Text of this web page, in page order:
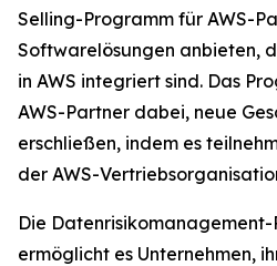
Selling-Programm für AWS-
Softwarelösungen anbieten,
in AWS integriert sind. Das
AWS-Partner dabei, neue
erschließen, indem es
der AWS-
Die
ermöglicht es Unternehmen,